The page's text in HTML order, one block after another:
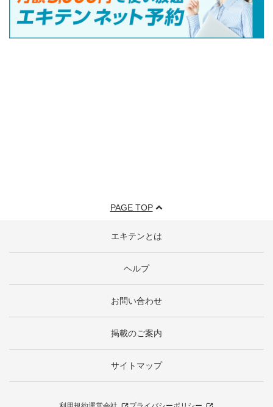
PAGE TOP
エキテンとは
ヘルプ
お問い合わせ
掲載のご案内
サイトマップ